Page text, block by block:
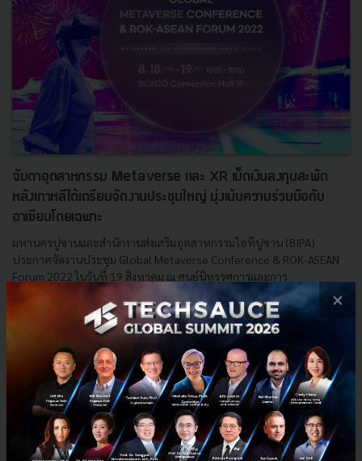
จับตาอุตสาหกรรม Metaverse และ XR เม็ดเงินลงทุนสะพัด
หลังเกาหลีใต้เตรียมจัดงานประชุมใหญ่ มุ่งเน้นความร่วมมือกับ
อาเซียนโดยเฉพาะ
มหานครปูซานและสำนักงานส่งเสริมอุตสาหกรรมไอทีปูซาน (BIPA)
ประกาศจัดงานประชุม Global Metaverse Conference & ROK-ASEAN
Forum 2022 ในวันที่ 19 สิงหาคม ณ ศูนย์นิทรรศการและการ
สิงหาคม 15, 2022| ByTechsauce Team
Metaverse xr asean seoul metaverse
×